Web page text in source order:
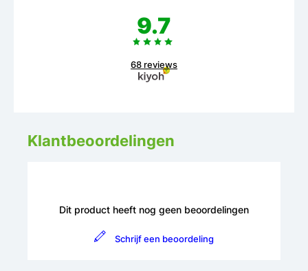
9.7
68 reviews
Klantbeoordelingen
Dit product heeft nog geen beoordelingen
Schrijf een beoordeling